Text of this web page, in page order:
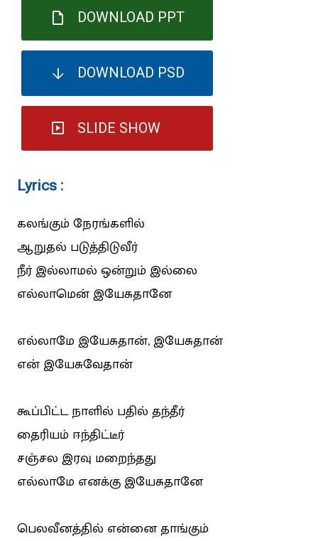
DOWNLOAD PPT
DOWNLOAD PSD
SLIDE SHOW
Lyrics :
கலங்கும் நேரங்களில்
ஆறுதல் படுத்திடுவீர்
நீர் இல்லாமல் ஒன்றும் இல்லை
எல்லாமென் இயேசுதானே
எல்லாமே இயேசுதான், இயேசுதான்
என் இயேசுவேதான்
கூப்பிட்ட நாளில் பதில் தந்தீர்
தைரியம் ஈந்திட்டீர்
சஞ்சல இரவு மறைந்தது
எல்லாமே எனக்கு இயேசுதானே
பெலவீனத்தில் என்னை தாங்கும்